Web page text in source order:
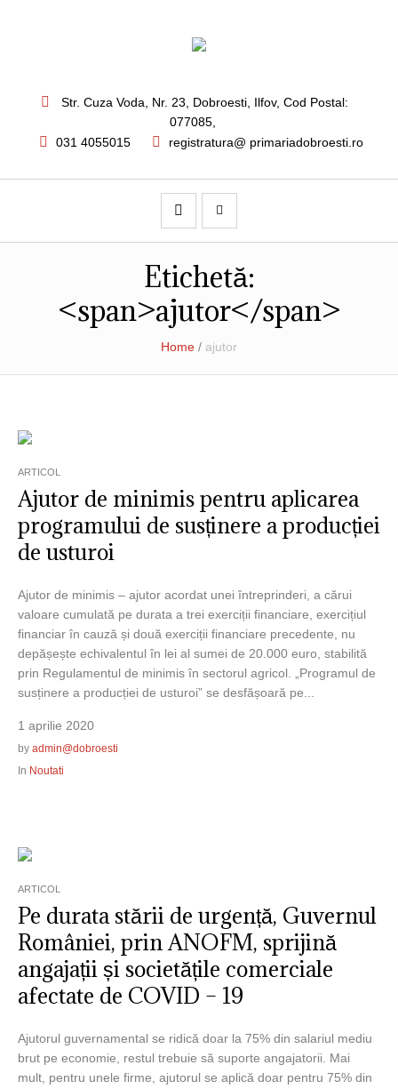
Str. Cuza Voda, Nr. 23 Dobroesti, Ilfov, Cod Postal:
077085,
031 4055015
registratura@ primariadobroesti.ro
Etichetă:
<span>ajutor</span>
Home / ajutor
ARTICOL
Ajutor de minimis pentru aplicarea
programului de susținere a producției
de usturoi
Ajutor de minimis – ajutor acordat unei întreprinderi, a cărui
valoare cumulată pe durata a trei exerciții financiare, exercițiul
financiar în cauză și două exerciții financiare precedente, nu
depășește echivalentul în lei al sumei de 20.000 euro, stabilită
prin Regulamentul de minimis în sectorul agricol. „Programul de
susținere a producției de usturoi” se desfășoară pe...
1 aprilie 2020
by admin@dobroesti
In Noutati
ARTICOL
Pe durata stării de urgență, Guvernul
României, prin ANOFM, sprijină
angajații și societățile comerciale
afectate de COVID – 19
Ajutorul guvernamental se ridică doar la 75% din salariul mediu
brut pe economie, restul trebuie să suporte angajatorii. Mai
mult, pentru unele firme, ajutorul se aplică doar pentru 75% din